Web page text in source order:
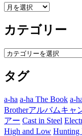
ア
カ
イ
ブ
カテゴリー
カ
ゴ
リ
ー
タグ
a-ha a-ha The Book a-
Brotherアルバムキャ
アー Cast in Steel
High and Low